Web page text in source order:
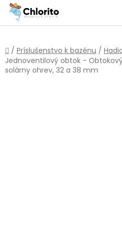
Prejsť
obsah
Domov
/ Príslušenstvo k bazénu /
Jednoventilový obtok -
solárny ohrev, 32 a 38 mm